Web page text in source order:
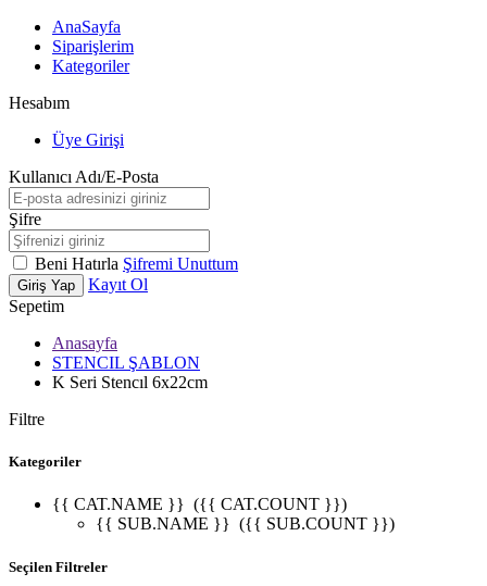
AnaSayfa
Siparişlerim
Kategoriler
Hesabım
Üye Girişi
Kullanıcı Adı/E-Posta
Şifre
Beni Hatırla Şifremi Unuttum
Giriş Yap
Kayıt Ol
Sepetim
Anasayfa
STENCIL ŞABLON
K Seri Stencıl 6x22cm
Filtre
Kategoriler
{{ CAT.NAME }} ({{ CAT.COUNT }})
{{ SUB.NAME }} ({{ SUB.COUNT }})
Seçilen Filtreler